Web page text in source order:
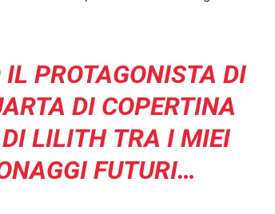
PROTAGONISTA DI
DI COPERTINA
DI LILITH TRA I MIEI
FUTURI…